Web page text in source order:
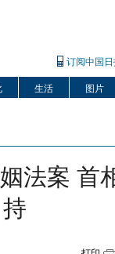
订阅中国
生活 图片
法案 首
持